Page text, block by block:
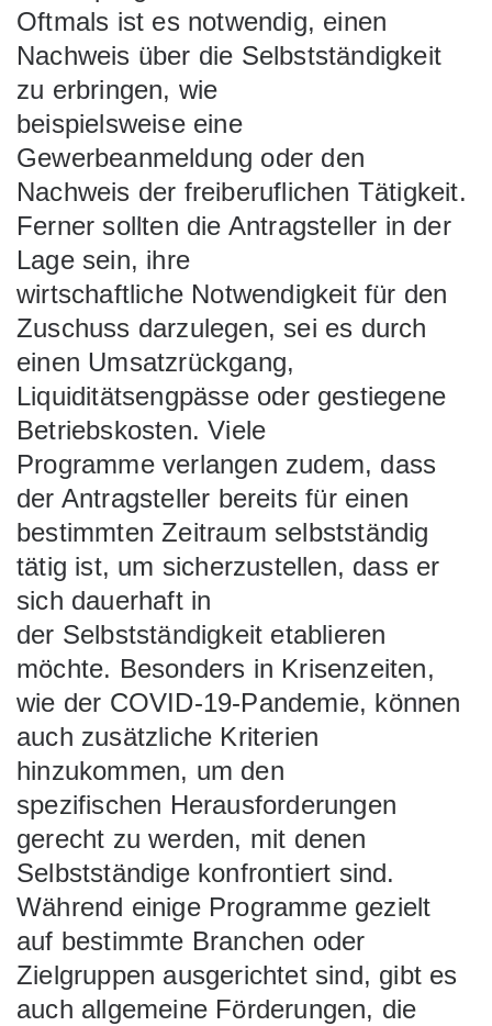
Oftmals ist es notwendig, einen
Nachweis über die Selbstständigkeit
zu erbringen, wie
beispielsweise eine
Gewerbeanmeldung oder den
Nachweis der freiberuflichen Tätigkeit.
Ferner sollten die Antragsteller in der
Lage sein, ihre
wirtschaftliche Notwendigkeit für den
Zuschuss darzulegen, sei es durch
einen Umsatzrückgang,
Liquiditätsengpässe oder gestiegene
Betriebskosten. Viele
Programme verlangen zudem, dass
der Antragsteller bereits für einen
bestimmten Zeitraum selbstständig
tätig ist, um sicherzustellen, dass er
sich dauerhaft in
der Selbstständigkeit etablieren
möchte. Besonders in Krisenzeiten,
wie der COVID-19-Pandemie, können
auch zusätzliche Kriterien
hinzukommen, um den
spezifischen Herausforderungen
gerecht zu werden, mit denen
Selbstständige konfrontiert sind.
Während einige Programme gezielt
auf bestimmte Branchen oder
Zielgruppen ausgerichtet sind, gibt es
auch allgemeine Förderungen, die